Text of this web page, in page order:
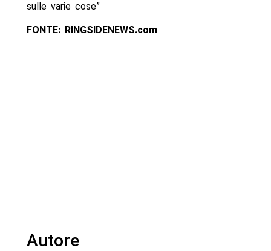
sulle varie cose”
FONTE: RINGSIDENEWS.com
Autore